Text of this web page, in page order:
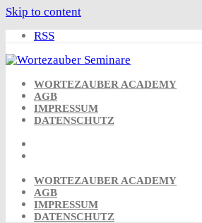
Skip to content
RSS
WORTEZAUBER ACADEMY
AGB
IMPRESSUM
DATENSCHUTZ
WORTEZAUBER ACADEMY
AGB
IMPRESSUM
DATENSCHUTZ